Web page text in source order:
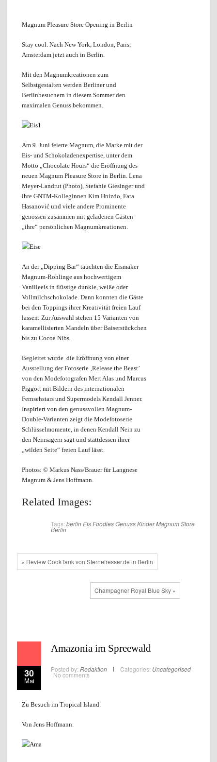
Magnum Pleasure Store Opening in Berlin
Stay cool. Nach New York, London, Paris,
Amsterdam jetzt auch in Berlin.
Mit den Magnumkreationen zum
Selbstgestalten werden Berliner und
Berlinbesuchern in diesem Sommer den
maximalen Genuss bekommen.
Am 9. Juni feierte Magnum, die Marke mit der
Eis- und Schokoladenexpertise, unter dem
Motto „Chocolate Hours“ die Eröffnung des
neuen Magnum Pleasure Store in Berlin. Lena
Meyer-Landrut (Photo), Stefanie Giesinger und
ihre GNTM-Kolleginnen Kim Hnizdo, Fata
Hasanović und viele andere Prominente
genossen zusammen mit geladenen Gästen
„ihre“ persönlichen Magnumkreationen.
An der „Dipping Bar“ tauchten die Eismaker
Magnum-Rohlinge aus hochwertigem
Vanilleeis in flüssige dunkle, weiße oder
Vollmilchschokolade. Dann konnten die Gäste
bei den Toppings ihrer Kreativität freien Lauf
lassen: Zur Auswahl stehen 15 Varianten von
karamellisierten Mandeln über Baiserstückchen
bis zu Cocoa Nibs.
Begleitet wurde die Eröffnung von einer
Ausstellung der Fotoserie ‚Release the Beast’
von den Modefotografen Mert Alas und Marcus
Piggott mit Bildern des internationalen
Fernsehstars und Supermodels Kendall Jenner.
Inspiriert von den genussvollen Magnum-
Double-Varianten zeigt die Modefotoserie
Schlüsselmomente, in denen Kendall Nein zu
den Neinsagern sagt und stattdessen ihrer
„wilden Seite“ freien Lauf lässt.
Photos: © Markus Nass/Brauer für Langnese
Magnum & Jens Hoffmann.
Related Images:
Tags: berlinEisFoodiesGenussKinderMagnum Store
Berlin
« Review CookTank von Sternefresser.de in Berlin
Champagner Royal Blue Sky »
30
Mai
Amazonia im Spreewald
Posted by: Redaktion Categories: Uncategorised
No comments
Zu Besuch im Tropical Island.
Von Jens Hoffmann.